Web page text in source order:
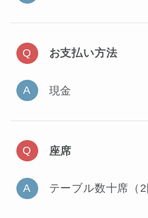
お支払い方法
現金
座席
テーブル数十席（2